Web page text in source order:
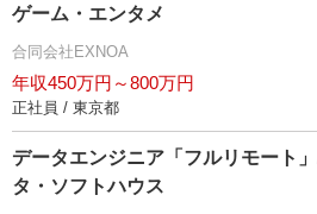
ゲーム・エンタメ
合同会社EXNOA
年収450万円～800万円
正社員 / 東京都
データエンジニア「フルリモート
タ・ソフトハウス